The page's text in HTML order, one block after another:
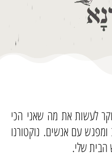
בבוקר לעשות את מה שאני הכי
עם אנשים. נוקטורנו
שלי.